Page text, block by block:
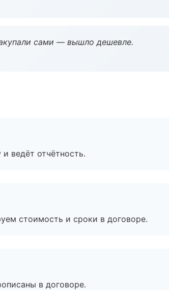
сами — вышло дешевле.
ведёт отчётность.
стоимость и сроки в договоре.
в договоре.